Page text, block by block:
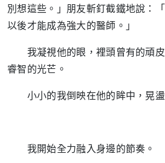
別想這些。」朋友斬釘截鐵地說：
以後才能成為強大的醫師。」
我凝視他的眼，裡頭曾有的頑皮
睿智的光芒。
小小的我倒映在他的眸中，晃盪
我開始全力融入身邊的節奏。